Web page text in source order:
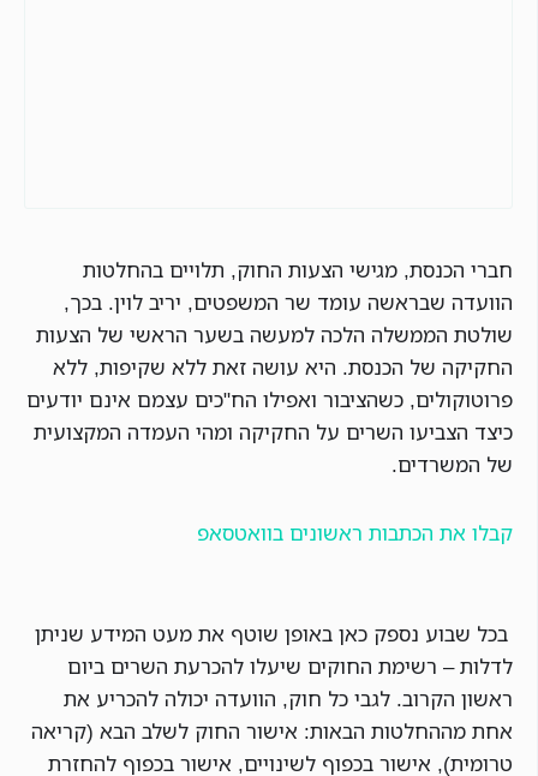
חברי הכנסת, מגישי הצעות החוק, תלויים בהחלטות
הוועדה שבראשה עומד שר המשפטים, יריב לוין. בכך,
שולטת הממשלה הלכה למעשה בשער הראשי של הצעות
החקיקה של הכנסת. היא עושה זאת ללא שקיפות, ללא
פרוטוקולים, כשהציבור ואפילו הח"כים עצמם אינם יודעים
כיצד הצביעו השרים על החקיקה ומהי העמדה המקצועית
של המשרדים.
קבלו את הכתבות ראשונים בוואטסאפ
בכל שבוע נספק כאן באופן שוטף את מעט המידע שניתן
לדלות – רשימת החוקים שיעלו להכרעת השרים ביום
ראשון הקרוב. לגבי כל חוק, הוועדה יכולה להכריע את
אחת מההחלטות הבאות: אישור החוק לשלב הבא (קריאה
טרומית), אישור בכפוף לשינויים, אישור בכפוף להחזרת